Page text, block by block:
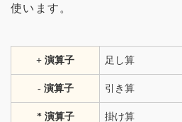
使います。
+ 演算子 足し算
- 演算子 引き算
* 演算子 掛け算